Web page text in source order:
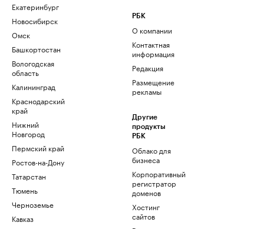
Екатеринбург
Новосибирск
Омск
Башкортостан
Вологодская
область
Калининград
Краснодарский
край
Нижний
Новгород
Пермский край
Ростов-на-Дону
Татарстан
Тюмень
Черноземье
Кавказ
РБК
О компании
Контактная
информация
Редакция
Размещение
рекламы
Другие
продукты
РБК
Облако для
бизнеса
Корпоративный
регистратор
доменов
Хостинг
сайтов